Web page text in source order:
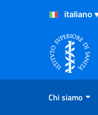
Salta al Contenuto
Salta al Footer
Chi siamo